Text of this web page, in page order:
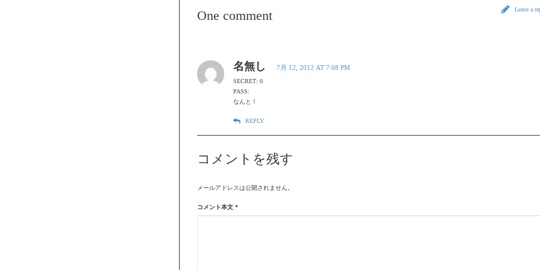
One comment Leave a
名無し 7月 12, 2012 AT 7:08 PM
SECRET: 0
PASS:
なんと！
REPLY
コメントを残す
メールアドレスは公開されません。
コメント本文 *